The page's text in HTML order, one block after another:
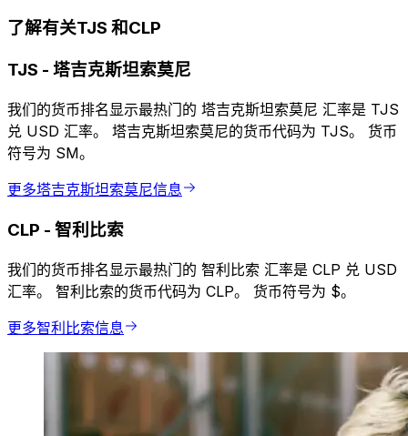
了解有关TJS 和CLP
TJS - 塔吉克斯坦索莫尼
我们的货币排名显示最热门的 塔吉克斯坦索莫尼 汇率是 TJS
兑 USD 汇率。 塔吉克斯坦索莫尼的货币代码为 TJS。 货币
符号为 SM。
更多塔吉克斯坦索莫尼信息
CLP - 智利比索
我们的货币排名显示最热门的 智利比索 汇率是 CLP 兑 USD
汇率。 智利比索的货币代码为 CLP。 货币符号为 $。
更多智利比索信息